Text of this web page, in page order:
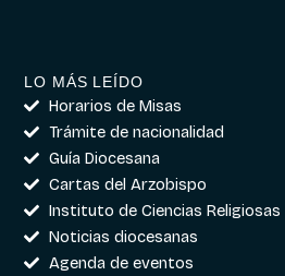
LO MÁS LEÍDO
Horarios de Misas
Trámite de nacionalidad
Guía Diocesana
Cartas del Arzobispo
Instituto de Ciencias Religiosas
Noticias diocesanas
Agenda de eventos